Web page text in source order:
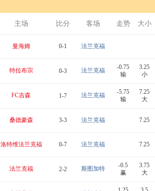
主场 比分 客场 走势 大小
曼海姆 0-1 法兰克福
特拉布宗 0-3 法兰克福
-0.75
输
3.25
小
FC吉森 1-7 法兰克福
-5.75
输
7.25
大
桑德豪森 3-3 法兰克福 7.25
洛特维法兰克福 0-7 法兰克福 7.25
法兰克福 2-2 斯图加特
-0.5
赢
3.75
大